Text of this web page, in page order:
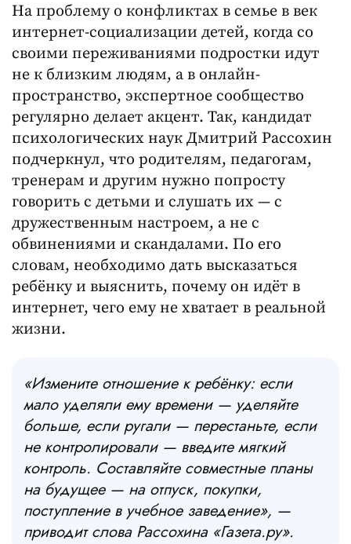
На проблему о конфликтах в семье в век
интернет-социализации детей, когда со
своими переживаниями подростки идут
не к близким людям, а в онлайн-
пространство, экспертное сообщество
регулярно делает акцент. Так, кандидат
психологических наук Дмитрий Рассохин
подчеркнул, что родителям, педагогам,
тренерам и другим нужно попросту
говорить с детьми и слушать их — с
дружественным настроем, а не с
обвинениями и скандалами. По его
словам, необходимо дать высказаться
ребёнку и выяснить, почему он идёт в
интернет, чего ему не хватает в реальной
жизни.
«Измените отношение к ребёнку: если
мало уделяли ему времени — уделяйте
больше, если ругали — перестаньте, если
не контролировали — введите мягкий
контроль. Составляйте совместные планы
на будущее — на отпуск, покупки,
поступление в учебное заведение», —
приводит слова Рассохина «Газета.ру».